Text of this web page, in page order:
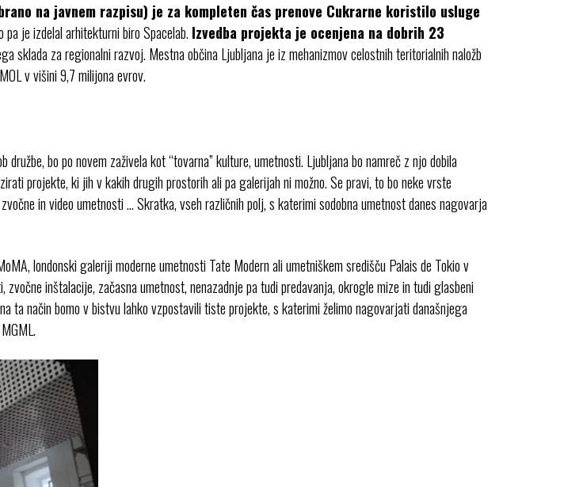
na javnem razpisu) je za kompleten čas prenove Cukrarne koristilo usluge
je izdelal arhitekturni biro Spacelab. Izvedba projekta je ocenjena na dobrih 23
sklada za regionalni razvoj. Mestna občina Ljubljana je iz mehanizmov celostnih teritorialnih naložb
v višini 9,7 milijona evrov.
bo po novem zaživela kot “tovarna” kulture, umetnosti. Ljubljana bo namreč z njo dobila
projekte, ki jih v kakih drugih prostorih ali pa galerijah ni možno. Se pravi, to bo neke vrste
in video umetnosti … Skratka, vseh različnih polj, s katerimi sodobna umetnost danes nagovarja
londonski galeriji moderne umetnosti Tate Modern ali umetniškem središču Palais de Tokio v
inštalacije, začasna umetnost, nenazadnje pa tudi predavanja, okrogle mize in tudi glasbeni
ta način bomo v bistvu lahko vzpostavili tiste projekte, s katerimi želimo nagovarjati današnjega